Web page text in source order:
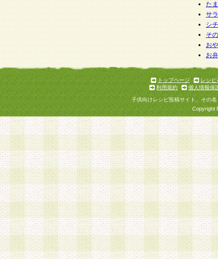
た
サ
シ
そ
お
お
トップページ
レシピ
利用規約
個人情報保
子供向けレシピ投稿サイト、その
Copyright